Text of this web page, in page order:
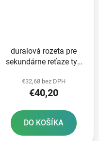
duralová rozeta pre
sekundárne reťaze typ
€32,68 bez DPH
€40,20
DO KOŠÍKA